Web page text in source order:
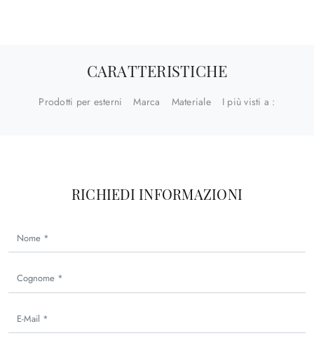
CARATTERISTICHE
Prodotti per esterni Marca Materiale I più visti a :
RICHIEDI INFORMAZIONI